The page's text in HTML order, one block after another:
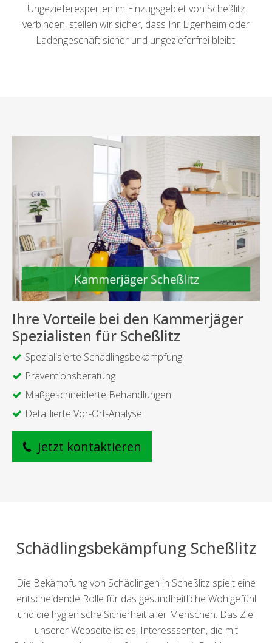
Ungezieferexperten im Einzugsgebiet von Scheßlitz
verbinden, stellen wir sicher, dass Ihr Eigenheim oder
Ladengeschäft sicher und ungezieferfrei bleibt.
Ihre Vorteile bei den Kammerjäger
Spezialisten für Scheßlitz
Spezialisierte Schädlingsbekämpfung
Präventionsberatung
Maßgeschneiderte Behandlungen
Detaillierte Vor-Ort-Analyse
Jetzt kontaktieren
Schädlingsbekämpfung Scheßlitz
Die Bekämpfung von Schädlingen in Scheßlitz spielt eine
entscheidende Rolle für das gesundheitliche Wohlgefühl
und die hygienische Sicherheit aller Menschen. Das Ziel
unserer Webseite ist es, Interesssenten, die mit